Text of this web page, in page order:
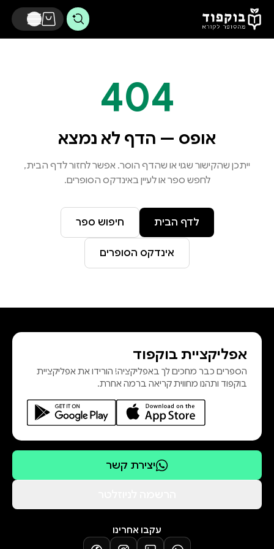
דלג לתוכן הראשי
404
אופס — הדף לא נמצא
ייתכן שהקישור שגוי או שהדף הוסר. אפשר לחזור לדף הבית,
לחפש ספר או לעיין באינדקס הסופרים.
לדף הבית חיפוש ספר
אינדקס הסופרים
אפליקציית בוקפוד
הספרים כבר מחכים לך באפליקציה! הורידו את אפליקציית
בוקפוד ותהנו מחווית קריאה ברמה אחרת.
יצירת קשר
עקבו אחרינו